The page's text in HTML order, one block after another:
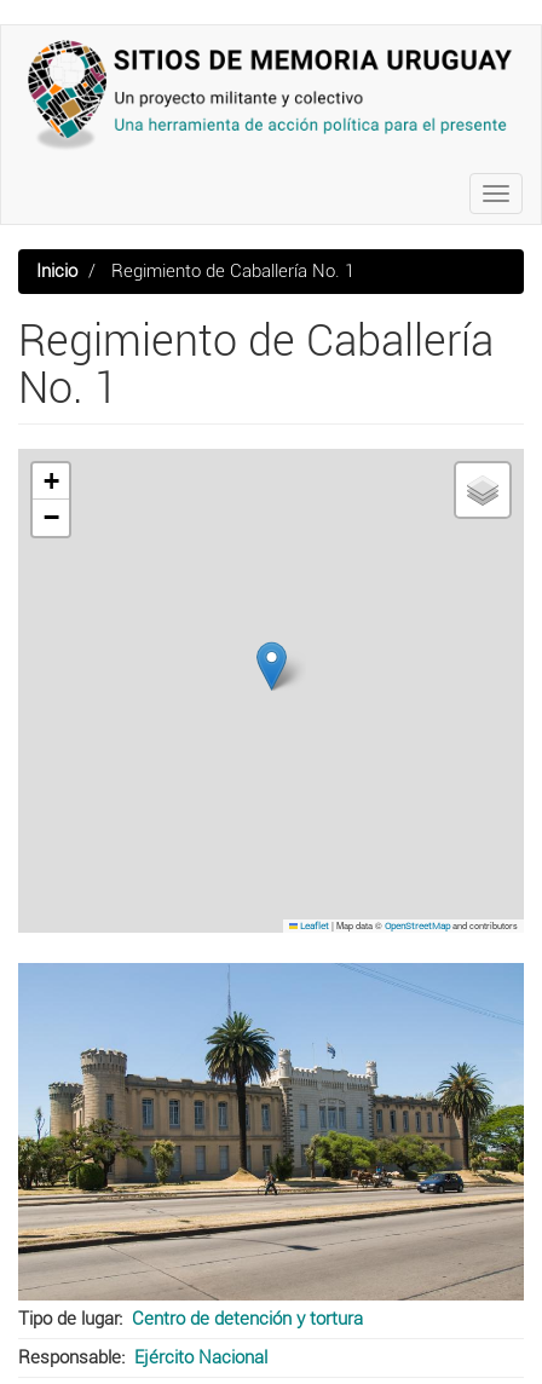
contenido
principal
Inicio Regimiento de Caballería No. 1
Regimiento de Caballería
No. 1
+
−
Leaflet |Map data © OpenStreetMapand contributors
Tipo de lugar
Centro de detención y tortura
Responsable
Ejército Nacional